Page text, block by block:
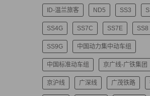
ID-温兰旅客 ND5 SS3
SS4G SS7C SS7E SS8
SS9G 中国动力集中动车组
中国标准动车组 京广线-广铁集团
京沪线 广深线 广茂铁路